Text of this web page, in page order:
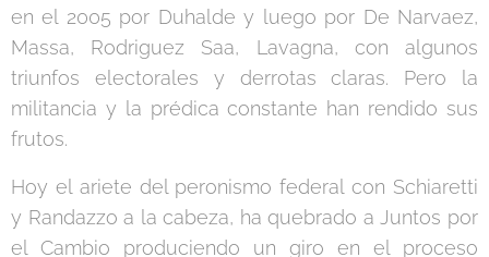
en el 2005 por Duhalde y luego por De Narvaez,
Massa, Rodriguez Saa, Lavagna, con algunos
triunfos electorales y derrotas claras. Pero la
militancia y la prédica constante han rendido sus
frutos.
Hoy el ariete del peronismo federal con Schiaretti
y Randazzo a la cabeza, ha quebrado a Juntos por
el Cambio produciendo un giro en el proceso